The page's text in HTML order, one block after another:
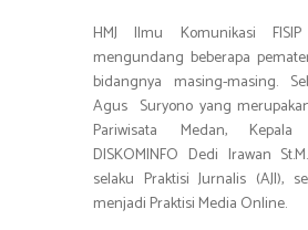
HMJ Ilmu Komunikasi
mengundang beberapa
bidangnya masing-masing.
Agus Suryono yang
Pariwisata Medan,
DISKOMINFO Dedi Irawan
selaku Praktisi Jurnalis (AJI),
menjadi Praktisi Media Online.